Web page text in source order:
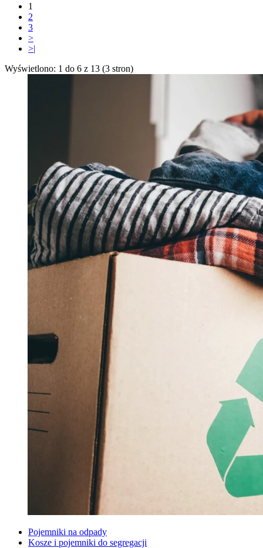
1
2
3
>
>|
Wyświetlono: 1 do 6 z 13 (3 stron)
Pojemniki na odpady
Kosze i pojemniki do segregacji